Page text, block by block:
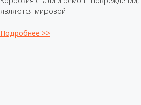
являются мировой
Подробнее >>